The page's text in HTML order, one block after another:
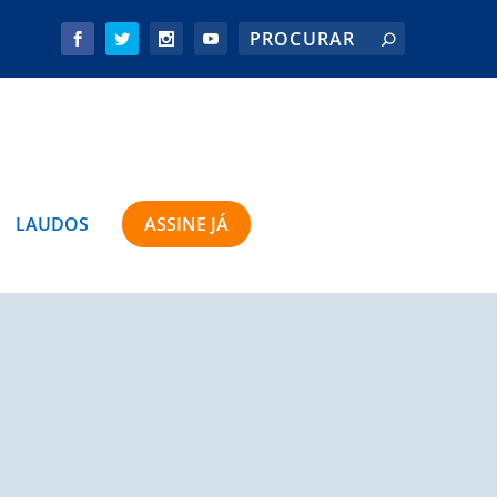
LAUDOS ASSINE JÁ